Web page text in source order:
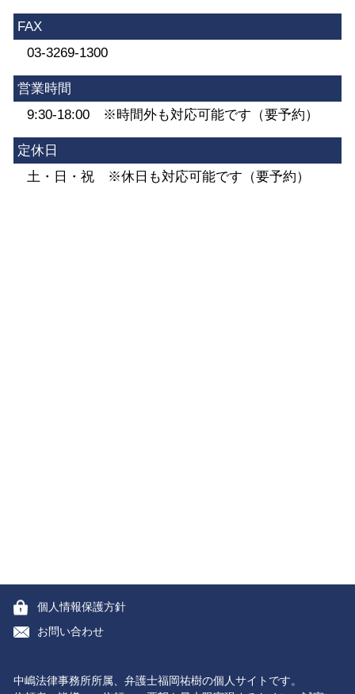
FAX
03-3269-1300
営業時間
9:30-18:00 ※時間外も対応可能です（要予約）
定休日
土・日・祝 ※休日も対応可能です（要予約）
個人情報保護方針
お問い合わせ
中嶋法律事務所所属、弁護士福岡祐樹の個人サイトです。